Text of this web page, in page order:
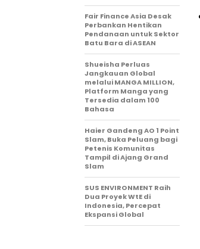
Fair Finance Asia Desak
Perbankan Hentikan
Pendanaan untuk Sektor
Batu Bara di ASEAN
Shueisha Perluas
Jangkauan Global
melalui MANGA MILLION,
Platform Manga yang
Tersedia dalam 100
Bahasa
Haier Gandeng AO 1 Point
Slam, Buka Peluang bagi
Petenis Komunitas
Tampil di Ajang Grand
Slam
SUS ENVIRONMENT Raih
Dua Proyek WtE di
Indonesia, Percepat
Ekspansi Global